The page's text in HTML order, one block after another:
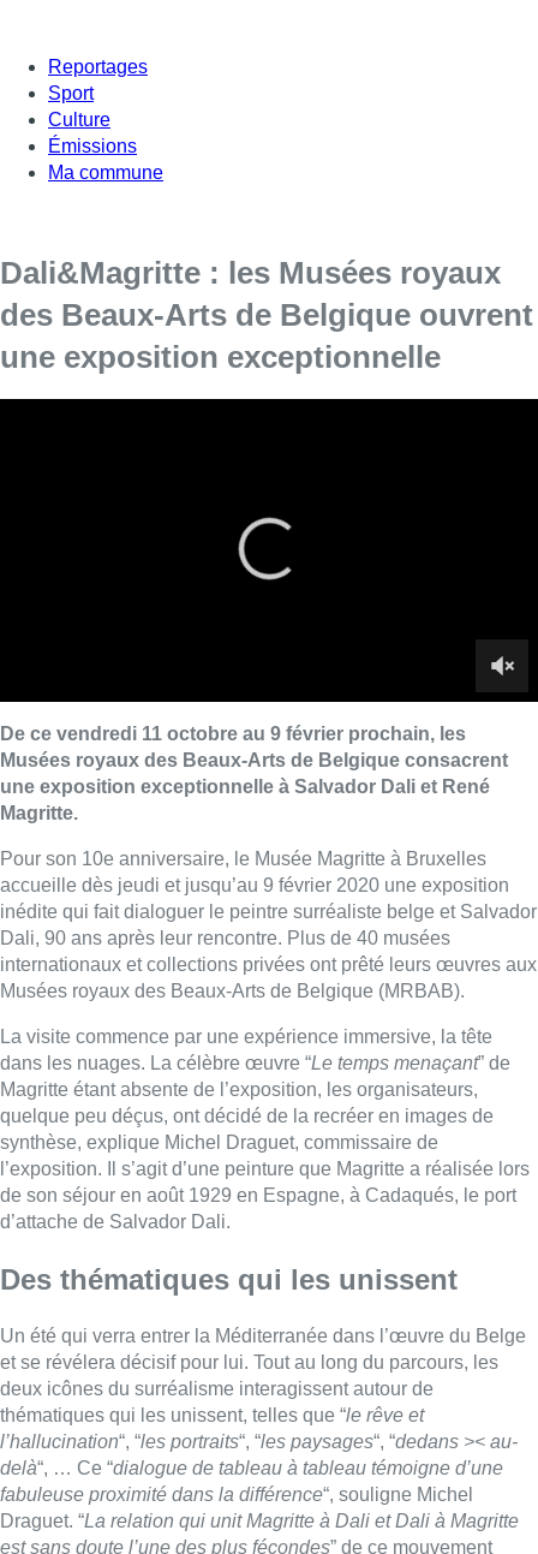
Reportages
Sport
Culture
Émissions
Ma commune
Dali&Magritte : les Musées royaux
des Beaux-Arts de Belgique ouvrent
une exposition exceptionnelle
Pour son 10e anniversaire, le Musée Magritte à Bruxelles
accueille dès jeudi et jusqu’au 9 février 2020 une exposition
internationaux et collections privées ont prêté leurs œuvres aux
dans les nuages. La célèbre œuvre “Le temps menaçant
Magritte étant absente de l’exposition, les organisateurs,
quelque peu déçus, ont décidé de la recréer en images de
synthèse, explique Michel Draguet, commissaire de
l’exposition. Il s’agit d’une peinture que Magritte a réalisée lors
de son séjour en août 1929 en Espagne, à Cadaqués, le port
d’attache de Salvador Dali.
Des thématiques qui les unissent
et se révélera décisif pour lui. Tout au long du parcours, les
deux icônes du surréalisme interagissent autour de
thématiques qui les unissent, telles que “le rêve et
l’hallucination“, “les portraits“, “ les paysages “, “dedans >< au-
delà“, … Ce “dialogue de tableau à tableau témoigne d’une
fabuleuse proximité dans la différence“, souligne Michel
Draguet. “La relation qui unit Magritte à Dali et Dali à Magritte
est sans doute l’une des plus fécondes
L’exposition se veut aussi accessible aux personnes aveugles
ou malvoyantes, grâce notamment à quatre postes tactiles qui
décrivent en braille des œuvres significatives des artistes,
reproduites en relief. Plusieurs activités seront aussi
organisées dans le cadre de l’événement. Les 10 ans du
Musée Magritte, qui a déjà accueilli plus de trois millions de
visiteurs, seront par ailleurs célébrés lors d’une grande journée
festive le dimanche 24 novembre prochain.
C.Bk. et Belga / Image: Dali & Magritte